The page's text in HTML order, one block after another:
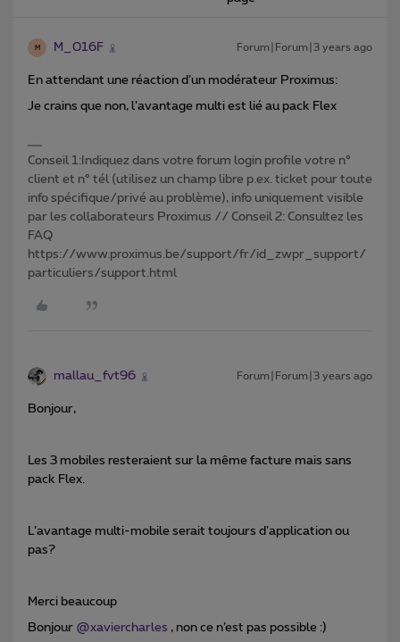
M M_016F Forum|Forum|3 years ago
En attendant une réaction d’un modérateur Proximus:
Je crains que non, l’avantage multi est lié au pack Flex
Conseil 1:Indiquez dans votre forum login profile votre n°
client et n° tél (utilisez un champ libre p.ex. ticket pour toute
info spécifique/privé au problème), info uniquement visible
par les collaborateurs Proximus // Conseil 2: Consultez les
FAQ
https://www.proximus.be/support/fr/id_zwpr_support/
particuliers/support.html
mallau_fvt96 Forum|Forum|3 years ago
Bonjour,
Les 3 mobiles resteraient sur la même facture mais sans
pack Flex.
L’avantage multi-mobile serait toujours d’application ou
pas?
Merci beaucoup
Bonjour @xaviercharles , non ce n’est pas possible :)